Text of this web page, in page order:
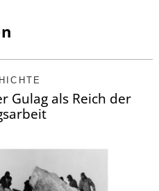
Gulag als Reich der